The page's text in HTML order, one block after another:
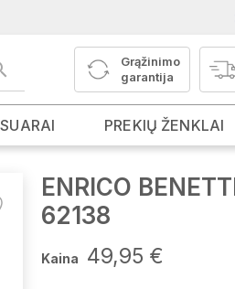
Grąžinimo
garantija
PREKIŲ ŽENKLAI
ENRICO
62138
Kaina 49,95 €